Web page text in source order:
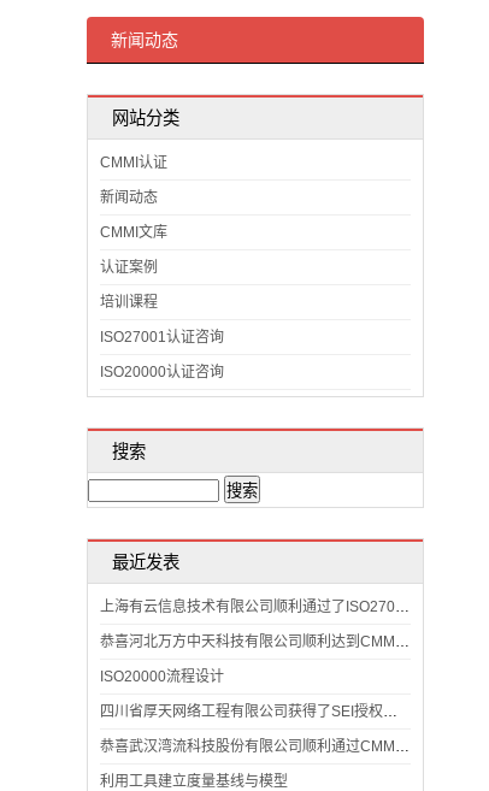
新闻动态
网站分类
CMMI认证
新闻动态
CMMI文库
认证案例
培训课程
ISO27001认证咨询
ISO20000认证咨询
搜索
最近发表
ISO20000流程设计
利用工具建立度量基线与模型